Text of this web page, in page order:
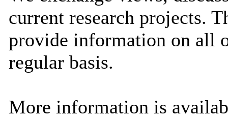
current research projects.
provide information on all
regular basis.
More information is